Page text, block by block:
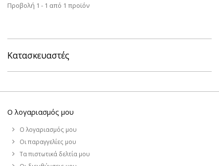
Προβολή 1 - 1 από 1 προϊόν
Κατασκευαστές
Ο λογαριασμός μου
Ο λογαριασμός μου
Οι παραγγελίες μου
Τα πιστωτικά δελτία μου